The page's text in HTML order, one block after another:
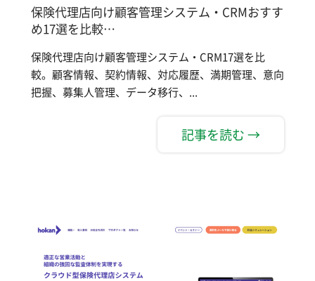
保険代理店向け顧客管理システム・CRMおすす
め17選を比較…
保険代理店向け顧客管理システム・CRM17選を比
較。顧客情報、契約情報、対応履歴、満期管理、意向
把握、募集人管理、データ移行、...
記事を読む →